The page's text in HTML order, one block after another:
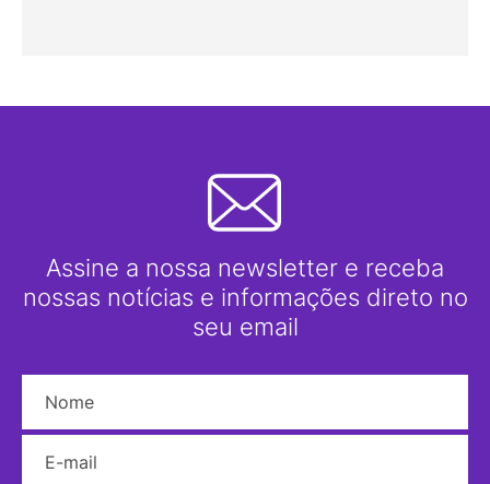
Assine a nossa newsletter e receba
nossas notícias e informações direto no
seu email